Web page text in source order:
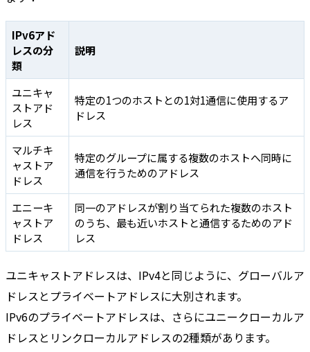
IPv6アド
レスの分
類
説明
ユニキャ
ストアド
レス
特定の1つのホストとの1対1通信に使用するア
ドレス
マルチキ
ャストア
ドレス
特定のグループに属する複数のホストへ同時に
通信を行うためのアドレス
エニーキ
ャストア
ドレス
同一のアドレスが割り当てられた複数のホスト
のうち、最も近いホストと通信するためのアド
レス
ユニキャストアドレスは、IPv4と同じように、グローバルア
ドレスとプライベートアドレスに大別されます。
IPv6のプライベートアドレスは、さらにユニークローカルア
ドレスとリンクローカルアドレスの2種類があります。